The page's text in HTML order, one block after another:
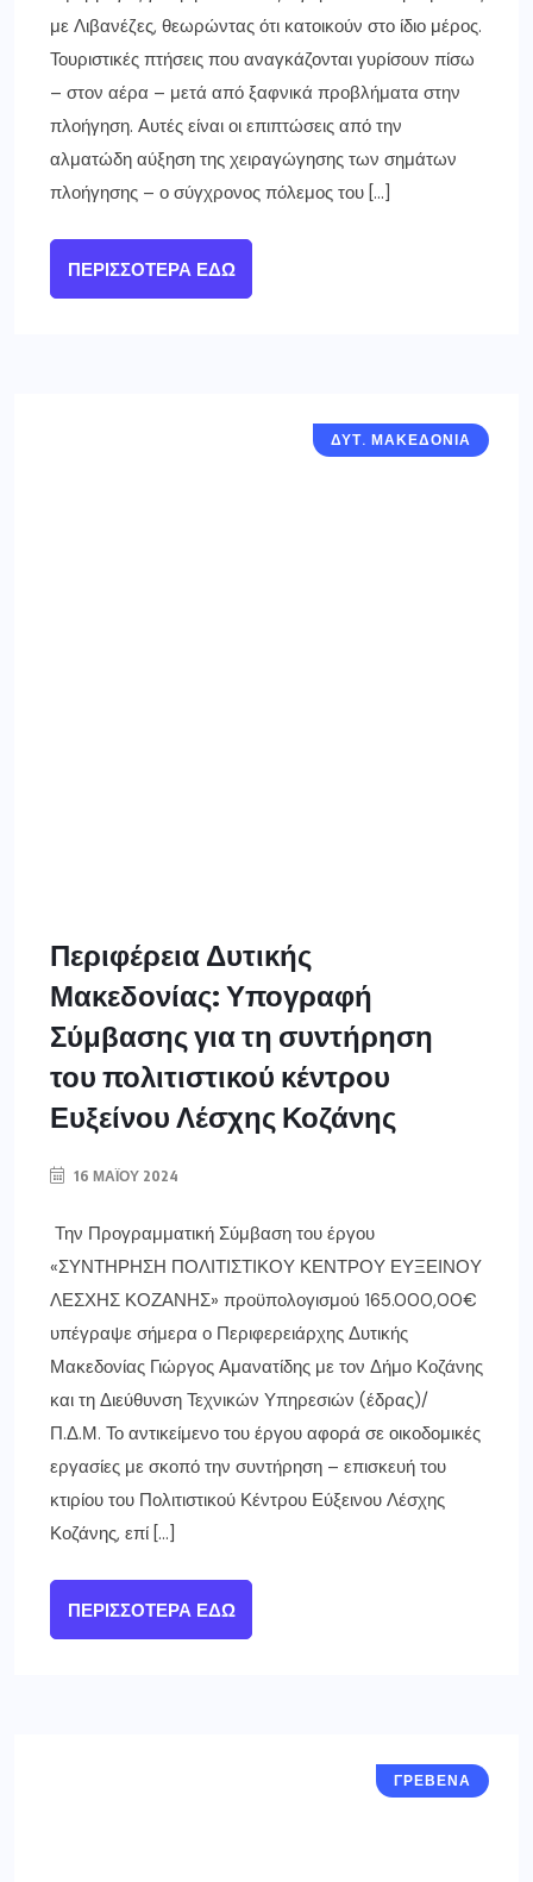
με Λιβανέζες, θεωρώντας ότι κατοικούν στο ίδιο μέρος.
Τουριστικές πτήσεις που αναγκάζονται γυρίσουν πίσω
– στον αέρα – μετά από ξαφνικά προβλήματα στην
πλοήγηση. Αυτές είναι οι επιπτώσεις από την
αλματώδη αύξηση της χειραγώγησης των σημάτων
πλοήγησης – ο σύγχρονος πόλεμος του […]
ΠΕΡΙΣΣΌΤΕΡΑ ΕΔΏ
ΔΥΤ. ΜΑΚΕΔΟΝΙΑ
Περιφέρεια Δυτικής
Μακεδονίας: Υπογραφή
Σύμβασης για τη συντήρηση
του πολιτιστικού κέντρου
Ευξείνου Λέσχης Κοζάνης
16 ΜΑΪ́ΟΥ 2024
Την Προγραμματική Σύμβαση του έργου
«ΣΥΝΤΗΡΗΣΗ ΠΟΛΙΤΙΣΤΙΚΟΥ ΚΕΝΤΡΟΥ ΕΥΞΕΙΝΟΥ
ΛΕΣΧΗΣ ΚΟΖΑΝΗΣ» προϋπολογισμού 165.000,00€
υπέγραψε σήμερα ο Περιφερειάρχης Δυτικής
Μακεδονίας Γιώργος Αμανατίδης με τον Δήμο Κοζάνης
και τη Διεύθυνση Τεχνικών Υπηρεσιών (έδρας)/
Π.Δ.Μ. Το αντικείμενο του έργου αφορά σε οικοδομικές
εργασίες με σκοπό την συντήρηση – επισκευή του
κτιρίου του Πολιτιστικού Κέντρου Εύξεινου Λέσχης
Κοζάνης, επί […]
ΠΕΡΙΣΣΌΤΕΡΑ ΕΔΏ
ΓΡΕΒΕΝΑ